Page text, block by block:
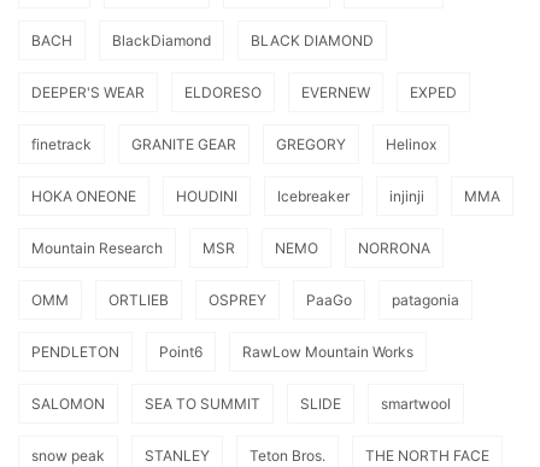
BACH BlackDiamond BLACK DIAMOND
DEEPER'S WEAR ELDORESO EVERNEW EXPED
finetrack GRANITE GEAR GREGORY Helinox
HOKA ONEONE HOUDINI Icebreaker injinji MMA
Mountain Research MSR NEMO NORRONA
OMM ORTLIEB OSPREY PaaGo patagonia
PENDLETON Point6 RawLow Mountain Works
SALOMON SEA TO SUMMIT SLIDE smartwool
snow peak STANLEY Teton Bros. THE NORTH FACE